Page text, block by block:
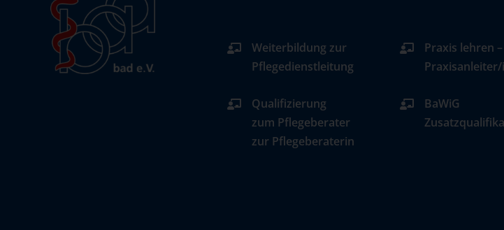
Weiterbildung zur
Pflegedienstleitung
Qualifizierung
zum Pflegeberater
zur Pflegeberaterin
Praxis lehren –
BaWiG